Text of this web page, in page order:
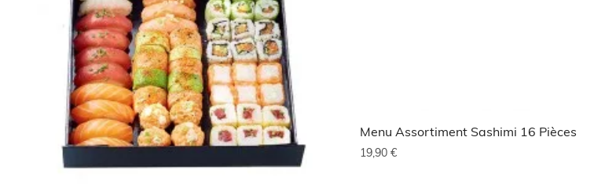
Menu Assortiment Sashimi 16 Pièces
19,90 €